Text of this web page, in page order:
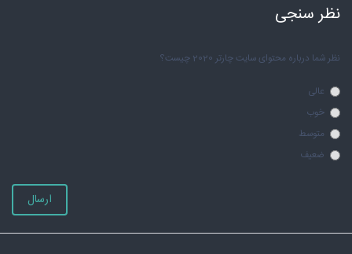
نظر سنجی
نظر شما درباره محتوای سایت چارتر 2020 چیست؟
عالی
خوب
متوسط
ضعیف
ارسال